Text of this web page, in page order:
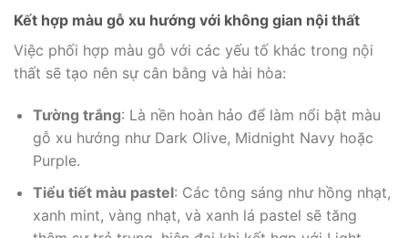
Kết hợp màu gỗ xu hướng với không gian nội thất
Việc phối hợp màu gỗ với các yếu tố khác trong nội
thất sẽ tạo nên sự cân bằng và hài hòa:
Tường trắng: Là nền hoàn hảo để làm nổi bật màu
gỗ xu hướng như Dark Olive, Midnight Navy hoặc
Purple.
Tiểu tiết màu pastel: Các tông sáng như hồng nhạt,
xanh mint, vàng nhạt, và xanh lá pastel sẽ tăng